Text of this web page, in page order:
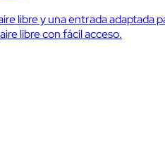
libre y una entrada adaptada
libre con fácil acceso.